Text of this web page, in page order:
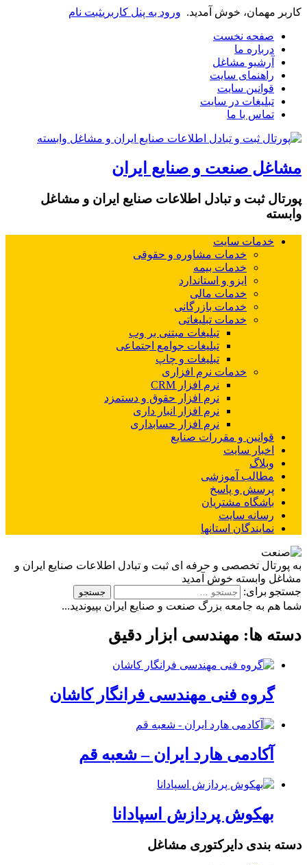
کاربر مهمان، خوش آمدید. ورود به پنل کاربریثبت نام
صفحه نخست
درباره ما
آرشیو مشاغل
راهنمای سایت
قوانین سایت
تبلیغات در سایت
تماس با ما
مشاغل صنعت و صنایع ایران
پورتال ثبت و تبادل اطلاعات صنایع ایران و مشاغل
وابسته
خدمات سایت
خدمات مشاوره و حقوقی
خدمات بیمه
ایزو و استاندارد
خدمات مالی
خدمات بازرگانی
خدمات تبلیغاتی
تبلیغات مبتنی بر وب
تبلیغات جوامع اجتماعی
تبلیغات و چاپ
خدمات نرم افزاری
نرم افزار CRM
نرم افزار حقوق و دستمزد
نرم افزار انبار داری
نرم افزار حسابداری
قوانین و مقررات صنایع
اخبار سایت
وبلاگ
مطالب آموزشی
پرسش و پاسخ
باشگاه مشتریان
رسانه سایت
نمایندگان استانها
به پورتال تخصصی و حرفه ای ثبت و تبادل اطلاعات صنایع ایران و
مشاغل وابسته خوش آمدید
جستجو برای:
شما هم به جامعه بزرگ صنعت و صنایع ایران بپیوندید...
دسته ها: مهندسی ابزار دقیق
گروه فنی مهندسی فرانگار کاشان
آکادمی هارد ایران – شعبه قم
بهکوش پردازش اسپادانا
دسته بندی دایرکتوری مشاغل